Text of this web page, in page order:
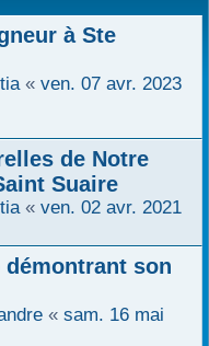
à Ste
« ven. 07 avr. 2023
de Notre
Suaire
« ven. 02 avr. 2021
démontrant son
« sam. 16 mai